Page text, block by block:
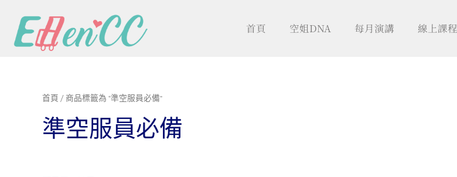
首頁 空姐DNA 每月演講 線上課程
首頁 / 商品標籤為 “準空服員必備”
準空服員必備